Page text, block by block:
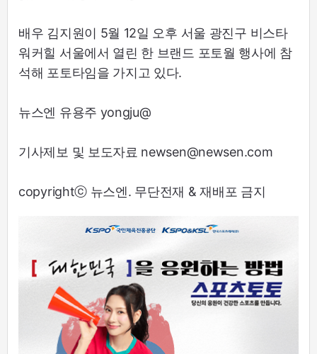
배우 김지원이 5월 12일 오후 서울 광진구 비스타
워커힐 서울에서 열린 한 브랜드 포토월 행사에 참
석해 포토타임을 가지고 있다.
뉴스엔 유용주 yongju@
기사제보 및 보도자료 newsen@newsen.com
copyrightⓒ 뉴스엔. 무단전재 & 재배포 금지